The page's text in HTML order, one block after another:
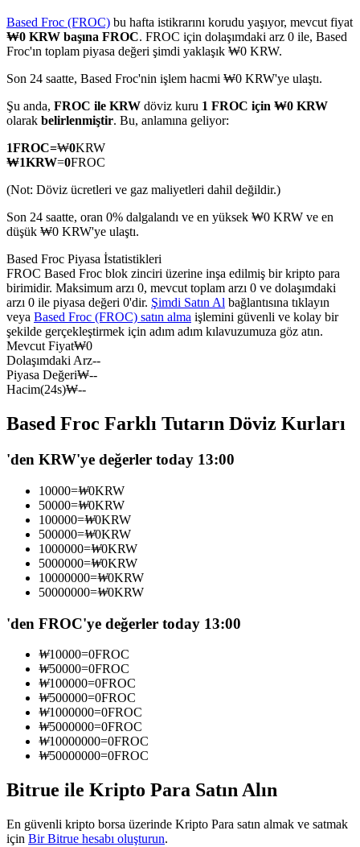
COIN-M Vadeli İşlemleri
Kripto Para Vadeli İşlemleri
TradFi
Hisse senetleri, döviz, değerli metaller ve emtia türevleri
USDC Vadeli İşlemleri
USDC'yi teminat olarak kullanan vadeli işlemler
Kopya Ticaret
En iyi traderlarla güçlerinizi birleştirin
Kopya Tüccarı Olun
Kâr paylaşımı ve kopya ticaret komisyonlarının tadını çıkarın
Based Froc (FROC) bu hafta istikrarını korudu yaşıyor, mevcut fiyat
₩0 KRW başına FROC. FROC için dolaşımdaki arz 0 ile, Based
Froc'ın toplam piyasa değeri şimdi yaklaşık ₩0 KRW.
Son 24 saatte, Based Froc'nin işlem hacmi ₩0 KRW'ye ulaştı.
Şu anda, FROC ile KRW döviz kuru 1 FROC için ₩0 KRW
olarak belirlenmiştir. Bu, anlamına geliyor:
1FROC=₩0KRW
₩1KRW=0FROC
(Not: Döviz ücretleri ve gaz maliyetleri dahil değildir.)
Son 24 saatte, oran 0% dalgalandı ve en yüksek ₩0 KRW ve en
düşük ₩0 KRW'ye ulaştı.
Based Froc Piyasa İstatistikleri
FROC Based Froc blok zinciri üzerine inşa edilmiş bir kripto para
birimidir. Maksimum arzı 0, mevcut toplam arzı 0 ve dolaşımdaki
arzı 0 ile piyasa değeri 0'dir. Şimdi Satın Al bağlantısına tıklayın
veya Based Froc (FROC) satın alma işlemini güvenli ve kolay bir
şekilde gerçekleştirmek için adım adım kılavuzumuza göz atın.
Mevcut Fiyat₩0
Dolaşımdaki Arz--
Piyasa Değeri₩--
Hacim(24s)₩--
Based Froc Farklı Tutarın Döviz Kurları
'den KRW'ye değerler today 13:00
10000=₩0KRW
50000=₩0KRW
100000=₩0KRW
500000=₩0KRW
1000000=₩0KRW
5000000=₩0KRW
10000000=₩0KRW
50000000=₩0KRW
'den FROC'ye değerler today 13:00
₩10000=0FROC
₩50000=0FROC
₩100000=0FROC
₩500000=0FROC
₩1000000=0FROC
₩5000000=0FROC
₩10000000=0FROC
₩50000000=0FROC
Bitrue ile Kripto Para Satın Alın
En güvenli kripto borsa üzerinde Kripto Para satın almak ve satmak
için Bir Bitrue hesabı oluşturun.